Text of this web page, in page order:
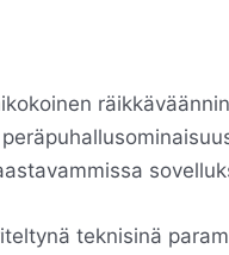
teknisinä